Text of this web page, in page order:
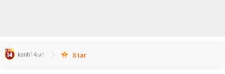
Star